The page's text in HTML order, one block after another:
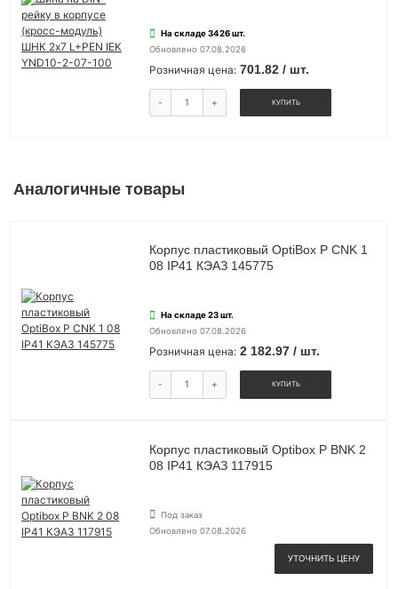
На складе 3426 шт.
Обновлено 07.08.2026
Розничная цена: 701.82 / шт.
- + КУПИТЬ
Аналогичные товары
Корпус пластиковый OptiBox P CNK 1
08 IP41 КЭАЗ 145775
На складе 23 шт.
Обновлено 07.08.2026
Розничная цена: 2 182.97 / шт.
- + КУПИТЬ
Корпус пластиковый Optibox P BNK 2
08 IP41 КЭАЗ 117915
Под заказ
Обновлено 07.08.2026
УТОЧНИТЬ ЦЕНУ